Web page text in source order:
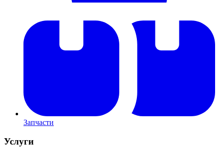
Запчасти
Услуги